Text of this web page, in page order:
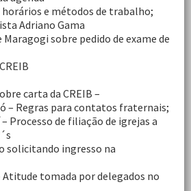
e métodos de trabalho;
Adriano Gama
Maragogi sobre pedido de exame de
carta da CREIB –
– Regras para contatos fraternais;
Processo de filiação de igrejas a
solicitando ingresso na
Atitude tomada por delegados no